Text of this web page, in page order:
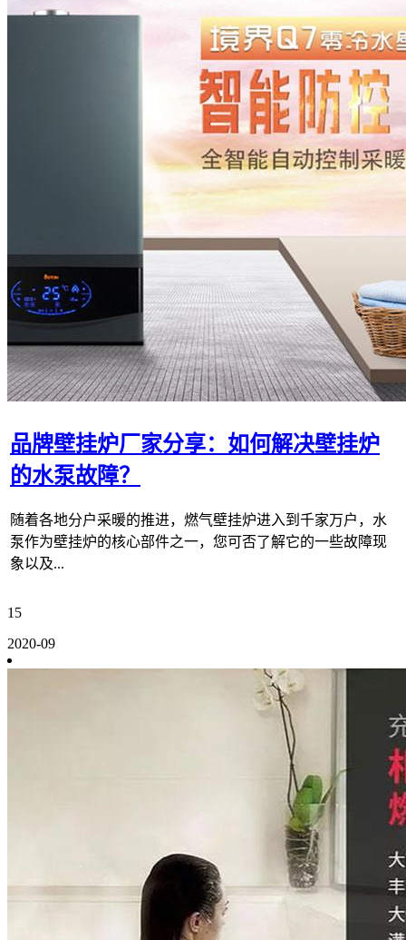
品牌壁挂炉厂家分享：如何解决壁挂炉
的水泵故障？
随着各地分户采暖的推进，燃气壁挂炉进入到千家万户，水
泵作为壁挂炉的核心部件之一，您可否了解它的一些故障现
象以及...
15
2020-09